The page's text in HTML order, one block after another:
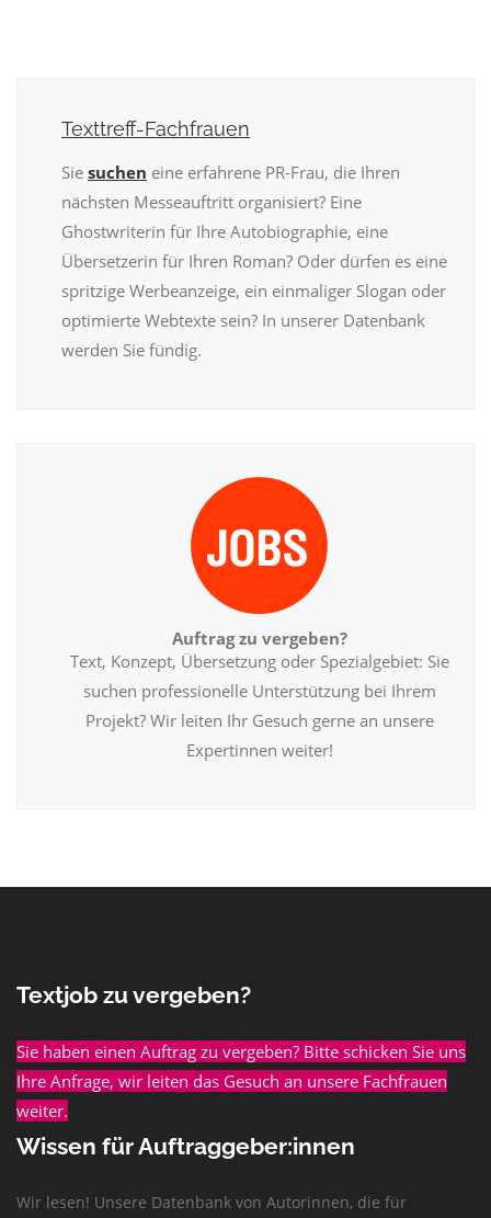
Texttreff-Fachfrauen
Sie suchen eine erfahrene PR-Frau, die Ihren
nächsten Messeauftritt organisiert? Eine
Ghostwriterin für Ihre Autobiographie, eine
Übersetzerin für Ihren Roman? Oder dürfen es eine
spritzige Werbeanzeige, ein einmaliger Slogan oder
optimierte Webtexte sein? In unserer Datenbank
werden Sie fündig.
Auftrag zu vergeben?
Text, Konzept, Übersetzung oder Spezialgebiet: Sie
suchen professionelle Unterstützung bei Ihrem
Projekt? Wir leiten Ihr Gesuch gerne an unsere
Expertinnen weiter!
Textjob zu vergeben?
Sie haben einen Auftrag zu vergeben? Bitte schicken Sie uns
Ihre Anfrage, wir leiten das Gesuch an unsere Fachfrauen
weiter.
Wissen für Auftraggeber:innen
Wir lesen! Unsere Datenbank von Autorinnen, die für